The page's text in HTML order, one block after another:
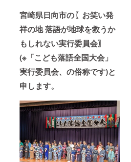
宮崎県日向市の〖お笑い発
祥の地 落語が地球を救うか
もしれない実行委員会〗
(※「こども落語全国大会」
実行委員会、の俗称です)と
申します。